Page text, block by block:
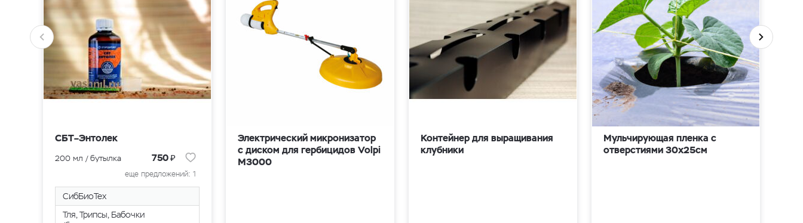
СБТ–Энтолек
200 мл / бутылка 750₽
еще предложений: 1
СибБиоТех
Тля, Трипсы, Бабочки
Электрический микронизатор
с диском для гербицидов Volpi
M3000
Контейнер для выращивания
клубники
Мульчирующая пленка с
отверстиями 30х25см